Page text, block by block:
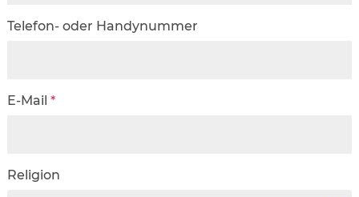
Telefon- oder Handynummer
E-Mail *
Religion